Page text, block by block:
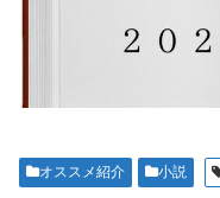
オススメ紹介 小説